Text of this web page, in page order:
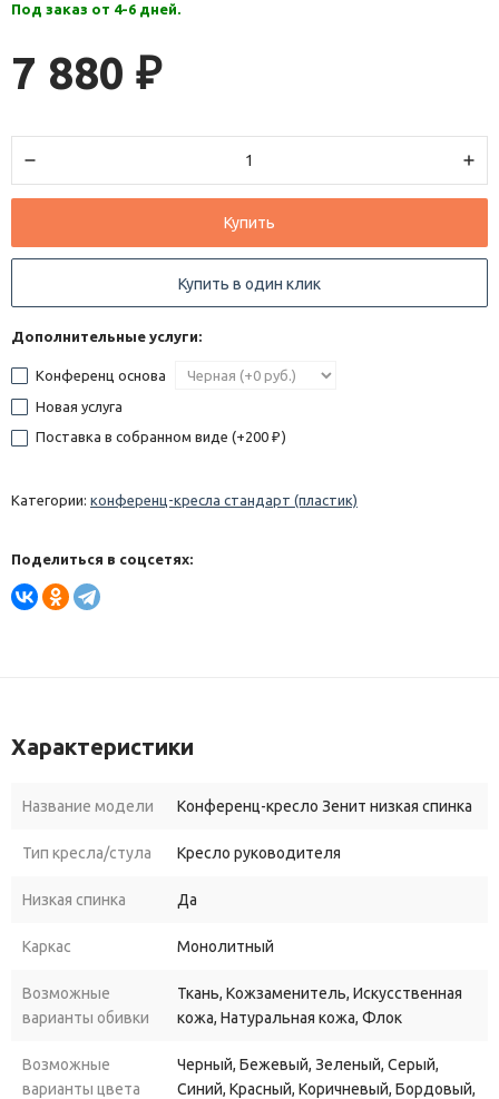
Под заказ от 4-6 дней.
7 880 ₽
Купить
Купить в один клик
Дополнительные услуги:
Конференц основа
Новая услуга
Поставка в собранном виде (+200 ₽ )
Категории: конференц-кресла стандарт (пластик)
Поделиться в соцсетях:
Характеристики
Название модели Конференц-кресло Зенит низкая спинка
Тип кресла/стула Кресло руководителя
Низкая спинка Да
Каркас Монолитный
Возможные
варианты обивки
Ткань, Кожзаменитель, Искусственная
кожа, Натуральная кожа, Флок
Возможные
варианты цвета
Черный, Бежевый, Зеленый, Серый,
Синий, Красный, Коричневый, Бордовый,